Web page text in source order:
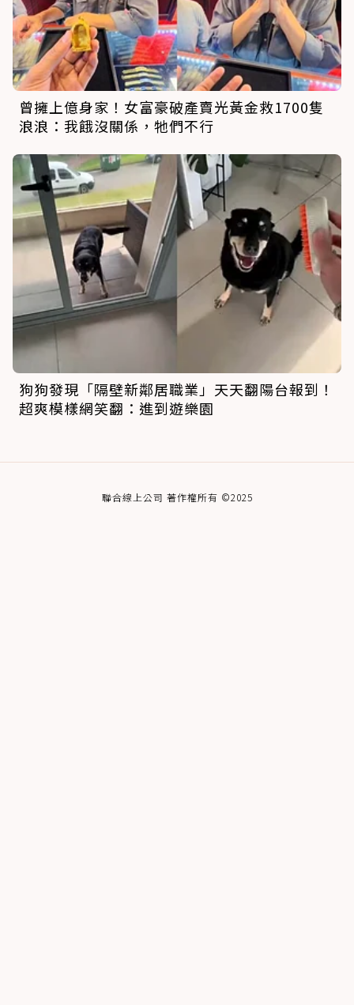
曾擁上億身家！女富豪破產賣光黃金救1700隻
浪浪：我餓沒關係，牠們不行
狗狗發現「隔壁新鄰居職業」天天翻陽台報到！
超爽模樣網笑翻：進到遊樂園
聯合線上公司 著作權所有 ©2025